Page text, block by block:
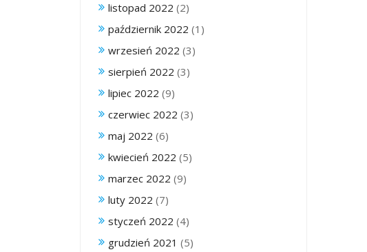
listopad 2022 (2)
październik 2022 (1)
wrzesień 2022 (3)
sierpień 2022 (3)
lipiec 2022 (9)
czerwiec 2022 (3)
maj 2022 (6)
kwiecień 2022 (5)
marzec 2022 (9)
luty 2022 (7)
styczeń 2022 (4)
grudzień 2021 (5)